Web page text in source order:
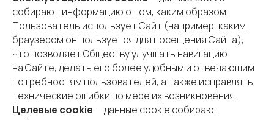
собирают информацию о том, каким образом
Пользователь использует Сайт (например, каким
браузером он пользуется для посещения Сайта),
что позволяет Обществу улучшать навигацию
на Сайте, делать его более удобным и отвечающим
потребностям пользователей, а также исправлять
технические ошибки по мере их возникновения.
Целевые cookie — данные cookie собирают